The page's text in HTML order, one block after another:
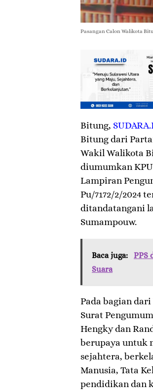
Pasangan Calon Walikota
Bitung,
Bitung dari
Wakil Walikota
diumumkan
Lampiran
Pu/7172/2/2024
ditandatangani
Sumampouw.
Baca juga:
PPS
Suara
Pada bagian
Surat
Hengky dan
berupaya untuk
sejahtera,
Manusia, Tata
pendidikan dan